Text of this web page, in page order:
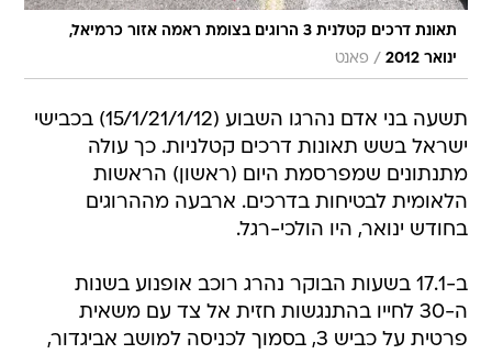
תאונת דרכים קטלנית 3 הרוגים בצומת ראמה אזור כרמיאל,
ינואר 2012
/ פאנט
תשעה בני אדם נהרגו השבוע (15/1/21/1/12) בכבישי
ישראל בשש תאונות דרכים קטלניות. כך עולה
מתנתונים שמפרסמת היום (ראשון) הראשות
הלאומית לבטיחות בדרכים. ארבעה מההרוגים
בחודש ינואר, היו הולכי-רגל.
ב-17.1 בשעות הבוקר נהרג רוכב אופנוע בשנות
ה-30 לחייו בהתנגשות חזית אל צד עם משאית
פרטית על כביש 3, בסמוך לכניסה למושב אביגדור,